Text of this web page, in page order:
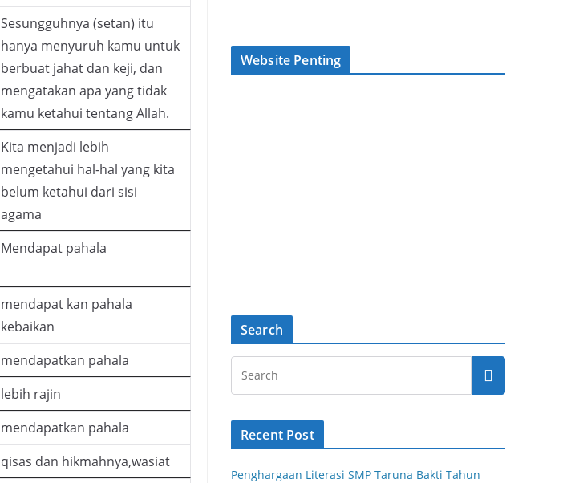
Sesungguhnya (setan) itu
hanya menyuruh kamu untuk
berbuat jahat dan keji, dan
mengatakan apa yang tidak
kamu ketahui tentang Allah.
Kita menjadi lebih
mengetahui hal-hal yang kita
belum ketahui dari sisi
agama
Mendapat pahala
mendapat kan pahala
kebaikan
mendapatkan pahala
lebih rajin
mendapatkan pahala
qisas dan hikmahnya,wasiat
Website Penting
Search
Recent Post
Penghargaan Literasi SMP Taruna Bakti Tahun